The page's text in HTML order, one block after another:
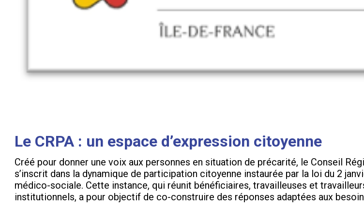
Le CRPA : un espace d’expression citoyenne
Créé pour donner une voix aux personnes en situation de précarité, le Conseil
s’inscrit dans la dynamique de participation citoyenne instaurée par la loi du 2
médico-sociale. Cette instance, qui réunit bénéficiaires, travailleuses et
institutionnels, a pour objectif de co-construire des réponses adaptées aux